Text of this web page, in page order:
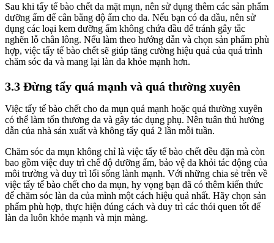
Sau khi tẩy tế bào chết da mặt mụn, nên sử dụng thêm các sản phẩm
dưỡng ẩm để cân bằng độ ẩm cho da. Nếu bạn có da dầu, nên sử
dụng các loại kem dưỡng ẩm không chứa dầu để tránh gây tắc
nghẽn lỗ chân lông. Nếu làm theo hướng dẫn và chọn sản phẩm phù
hợp, việc tẩy tế bào chết sẽ giúp tăng cường hiệu quả của quá trình
chăm sóc da và mang lại làn da khỏe mạnh hơn.
3.3 Đừng tẩy quá mạnh và quá thường xuyên
Việc tẩy tế bào chết cho da mụn quá mạnh hoặc quá thường xuyên
có thể làm tổn thương da và gây tác dụng phụ. Nên tuân thủ hướng
dẫn của nhà sản xuất và không tẩy quá 2 lần mỗi tuần.
Chăm sóc da mụn không chỉ là việc tẩy tế bào chết đều đặn mà còn
bao gồm việc duy trì chế độ dưỡng ẩm, bảo vệ da khỏi tác động của
môi trường và duy trì lối sống lành mạnh. Với những chia sẻ trên về
việc tẩy tế bào chết cho da mụn, hy vọng bạn đã có thêm kiến thức
để chăm sóc làn da của mình một cách hiệu quả nhất. Hãy chọn sản
phẩm phù hợp, thực hiện đúng cách và duy trì các thói quen tốt để
làn da luôn khỏe mạnh và mịn màng.